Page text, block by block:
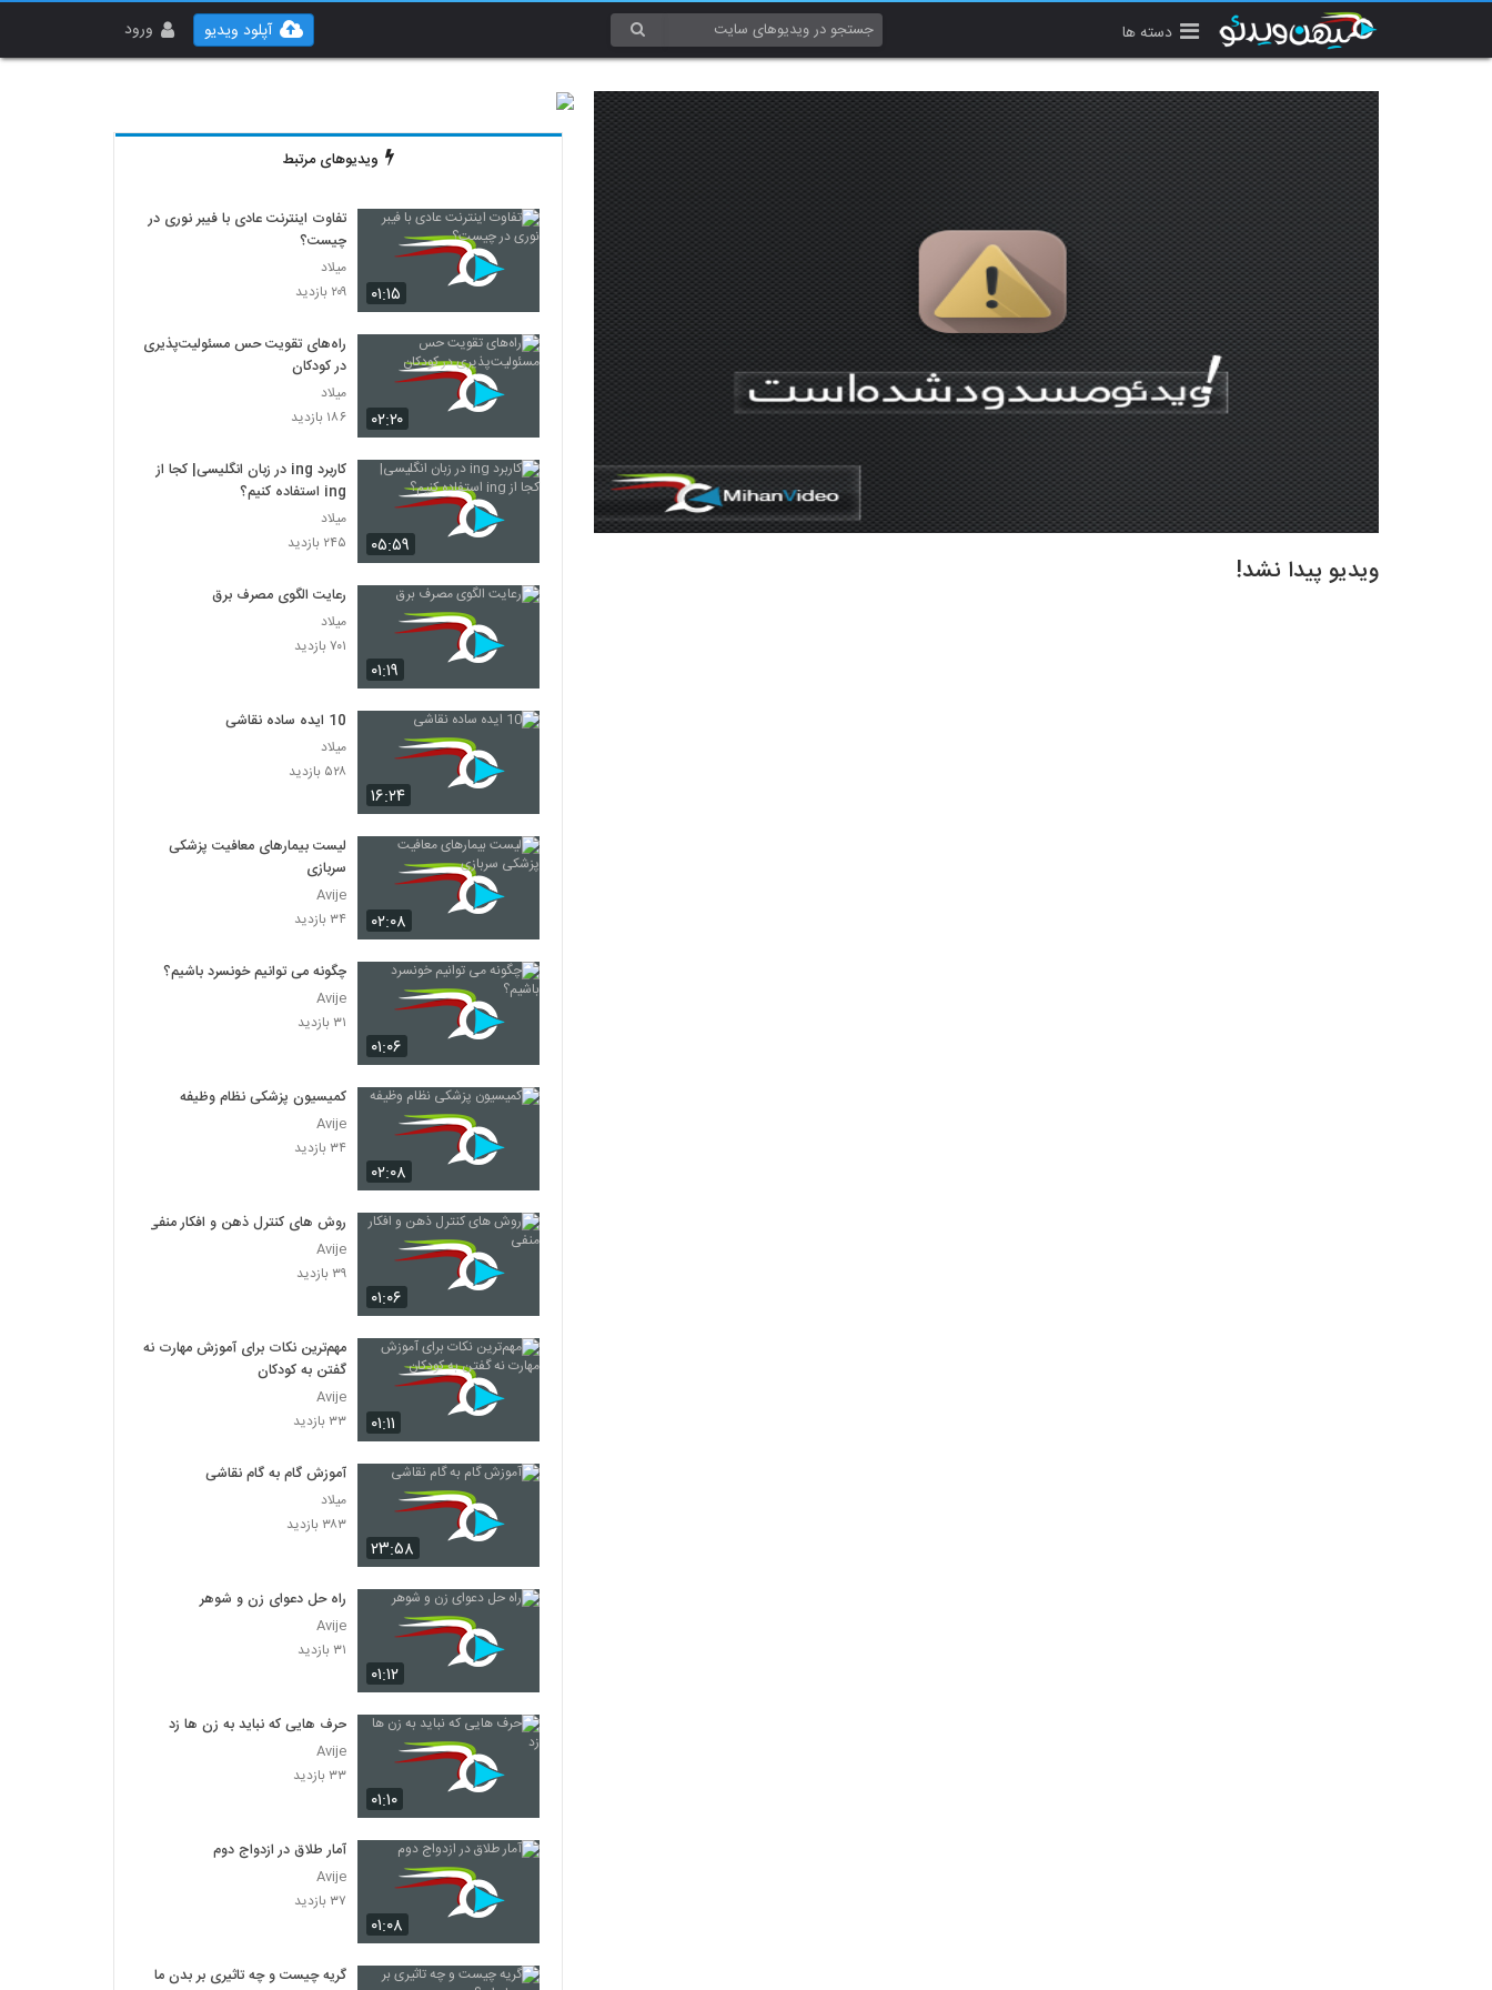
دسته ها ورود آپلود ویدیو
ویدیو پیدا نشد!
ویدیوهای مرتبط
۰۱:۱۵
تفاوت اینترنت عادی با فیبر نوری در
چیست؟
میلاد
۲۰۹ بازدید
۰۲:۲۰
راه‌های تقویت حس مسئولیت‌پذیری
در کودکان
میلاد
۱۸۶ بازدید
۰۵:۵۹
کاربرد ing در زبان انگلیسی| کجا از
ing استفاده کنیم؟
میلاد
۲۴۵ بازدید
۰۱:۱۹
رعایت الگوی مصرف برق
میلاد
۷۰۱ بازدید
۱۶:۲۴
10 ایده ساده نقاشی
میلاد
۵۲۸ بازدید
۰۲:۰۸
لیست بیمارهای معافیت پزشکی
سربازی
Avije
۳۴ بازدید
۰۱:۰۶
چگونه می توانیم خونسرد باشیم؟
Avije
۳۱ بازدید
۰۲:۰۸
کمیسیون پزشکی نظام وظیفه
Avije
۳۴ بازدید
۰۱:۰۶
روش های کنترل ذهن و افکار منفی
Avije
۳۹ بازدید
۰۱:۱۱
مهم‌ترین نکات برای آموزش مهارت نه
گفتن به کودکان
Avije
۳۳ بازدید
۲۳:۵۸
آموزش گام به گام نقاشی
میلاد
۳۸۳ بازدید
۰۱:۱۲
راه حل دعوای زن و شوهر
Avije
۳۱ بازدید
۰۱:۱۰
حرف هایی که نباید به زن ها زد
Avije
۳۳ بازدید
۰۱:۰۸
آمار طلاق در ازدواج دوم
Avije
۳۷ بازدید
گریه چیست و چه تاثیری بر بدن ما